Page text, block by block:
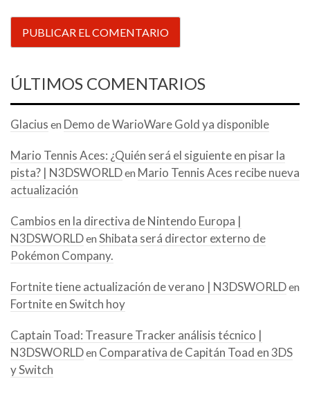
ÚLTIMOS COMENTARIOS
Glacius en Demo de WarioWare Gold ya disponible
Mario Tennis Aces: ¿Quién será el siguiente en pisar la
pista? | N3DSWORLDen Mario Tennis Aces recibe nueva
actualización
Cambios en la directiva de Nintendo Europa |
N3DSWORLDen Shibata será director externo de
Pokémon Company.
Fortnite tiene actualización de verano | N3DSWORLDen
Fortnite en Switch hoy
Captain Toad: Treasure Tracker análisis técnico |
N3DSWORLDen Comparativa de Capitán Toad en 3DS
y Switch